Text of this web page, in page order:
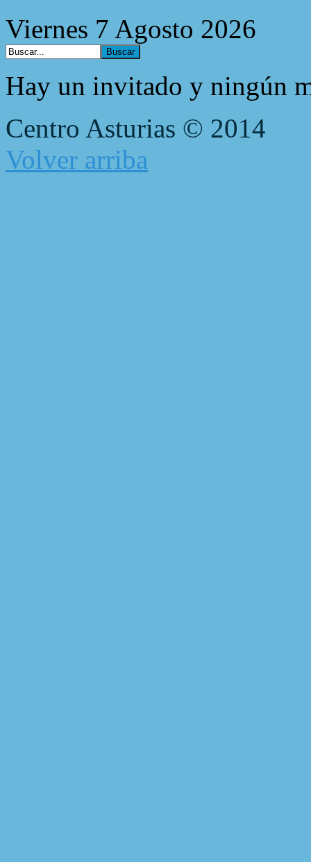
Viernes 7 Agosto 2026
Hay un invitado y ningún
Centro Asturias © 2014
Volver arriba